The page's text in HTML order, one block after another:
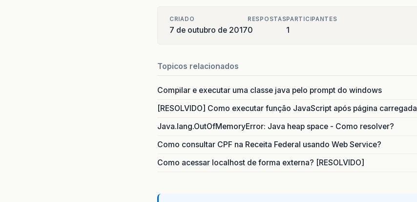
<footer
id= "others">
id=
</body>
obj
animate ({ "-150px"
CRIADO
7 de outubro de 2017
RESPOSTAS
0
PARTICIPANTES
1
Topicos relacionados
Compilar e executar uma classe java pelo prompt do windows
[RESOLVIDO] Como executar função JavaScript após página carregada
Java.lang.OutOfMemoryError: Java heap space - Como resolver?
Como consultar CPF na Receita Federal usando Web Service?
Como acessar localhost de forma externa? [RESOLVIDO]